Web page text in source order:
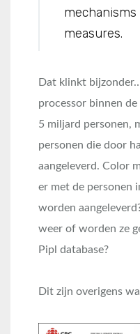
measures.
Dat klinkt
processor binnen
5 miljard personen,
personen die door
aangeleverd. Color
er met de personen
worden
weer of worden ze
Pipl database?
Dit zijn overigens